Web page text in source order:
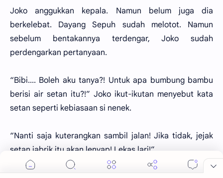
Joko anggukkan kepala. Namun belum juga dia
berkelebat. Dayang Sepuh sudah melotot. Namun
sebelum bentakannya terdengar, Joko sudah
perdengarkan pertanyaan.
“Bibi.... Boleh aku tanya?! Untuk apa bumbung bambu
berisi air setan itu?!” Joko ikut-ikutan menyebut kata
setan seperti kebiasaan si nenek.
“Nanti saja kuterangkan sambil jalan! Jika tidak, jejak
setan jabrik itu akan lenyap! Lekas lari!”